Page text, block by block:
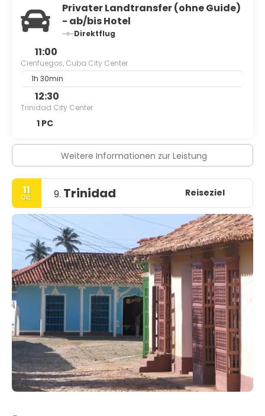
Privater Landtransfer (ohne Guide)
- ab/bis Hotel
Direktflug
11:00
Cienfuegos, Cuba City Center
1h 30min
12:30
Trinidad City Center
1 PC
Weitere Informationen zur Leistung
11
Okt. 9. Trinidad Reiseziel